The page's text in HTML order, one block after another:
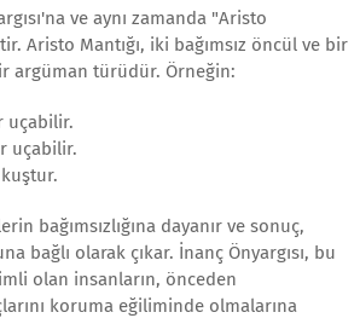
ve aynı zamanda "Aristo
Aristo Mantığı, iki bağımsız öncül ve bir
argüman türüdür. Örneğin:
uçabilir.
uçabilir.
bağımsızlığına dayanır ve sonuç,
bağlı olarak çıkar. İnanç Önyargısı, bu
olan insanların, önceden
koruma eğiliminde olmalarına